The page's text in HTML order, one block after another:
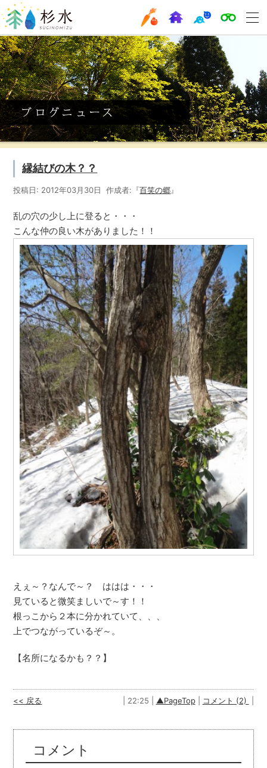
縁結びの木？？
投稿日: 2012年03月30日 作成者:『百笑の郷』
乱の穴の少し上に登ると・・・
こんな仲の良い木がありました！！
えぇ～？なんで～？ ははは・・・
見ていると微笑ましいで～す！！
根っこから２本に分かれていて、、、
上でつながっているぞ～。
【名所になるかも？？】
| 22:25 | ▲PageTop| コメント (2)
<< 戻る
コメント